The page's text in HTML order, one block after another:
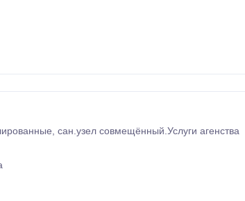
сан.узел совмещённый.Услуги агенства